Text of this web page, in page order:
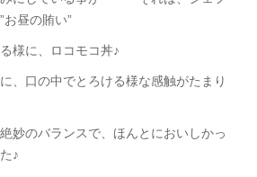
お昼の賄い”
様に、ロコモコ丼♪
、口の中でとろける様な感触がたまり
妙のバランスで、ほんとにおいしかっ
♪